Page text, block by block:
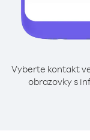
Vyberte kontakt
obrazovky s